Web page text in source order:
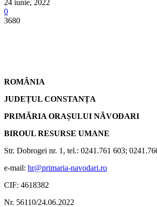
24 iunie, 2022
0
3680
JUDEȚUL
PRIMĂRIA ORAȘULUI
BIROUL RESURSE
Str. Dobrogei nr. 1, tel.: 0241.761 603;
e-mail: hr@primaria-navodari.ro
CIF: 4618382
Nr. 56110/24.06.2022